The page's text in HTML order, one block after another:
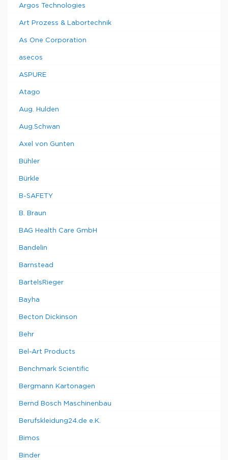
Argos Technologies
Art Prozess & Labortechnik
As One Corporation
asecos
ASPURE
Atago
Aug. Hulden
Aug.Schwan
Axel von Gunten
Bühler
Bürkle
B-SAFETY
B. Braun
BAG Health Care GmbH
Bandelin
Barnstead
BartelsRieger
Bayha
Becton Dickinson
Behr
Bel-Art Products
Benchmark Scientific
Bergmann Kartonagen
Bernd Bosch Maschinenbau
Berufskleidung24.de e.K.
Bimos
Binder